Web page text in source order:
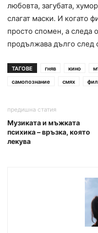
любовта, загубата,
слагат маски. И когато
просто спомен, а следа
продължава дълго след
ТАГОВЕ гняв кино
самопознание
смях
предишна статия
Музиката и мъжката
психика – връзка, която
лекува